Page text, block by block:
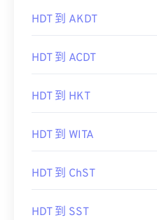
HDT 到 AKDT
HDT 到 ACDT
HDT 到 HKT
HDT 到 WITA
HDT 到 ChST
HDT 到 SST